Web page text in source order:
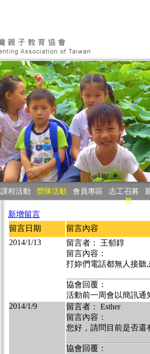
課程活動 營隊活動 會員專區 志工召募
務
新增留言
留言日期
留言內容
2014/1/13
留言者： 王郁錞
留言內容：
打妳們電話都無人接聽
協會回覆：
活動前一周會以簡訊通
2014/1/9
留言者： Esther
留言內容：
您好，請問目前是否還
協會回覆：